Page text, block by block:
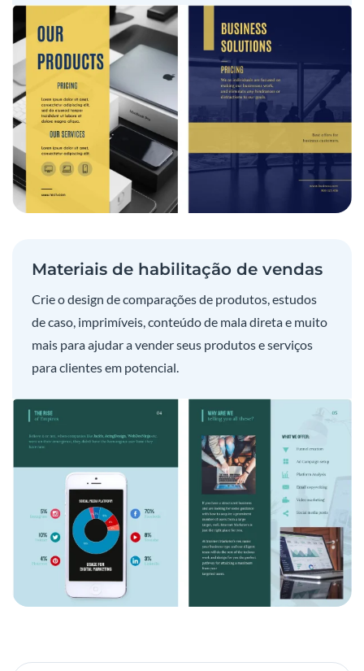
Materiais de habilitação de vendas
Crie o design de comparações de produtos, estudos
de caso, imprimíveis, conteúdo de mala direta e muito
mais para ajudar a vender seus produtos e serviços
para clientes em potencial.